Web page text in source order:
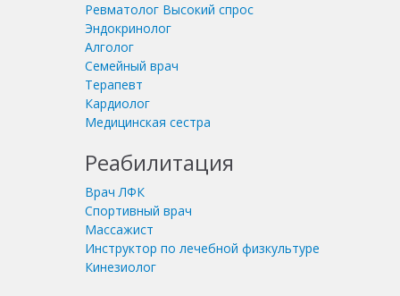
Ревматолог Высокий спрос
Эндокринолог
Алголог
Семейный врач
Терапевт
Кардиолог
Медицинская сестра
Реабилитация
Врач ЛФК
Спортивный врач
Массажист
Инструктор по лечебной физкультуре
Кинезиолог